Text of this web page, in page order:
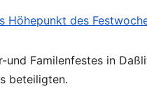
Familenfestes in
beteiligten.